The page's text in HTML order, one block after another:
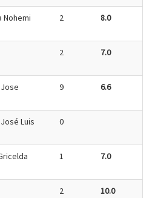
Nohemi 2 8.0
2 7.0
9 6.6
Luis 0
1 7.0
2 10.0